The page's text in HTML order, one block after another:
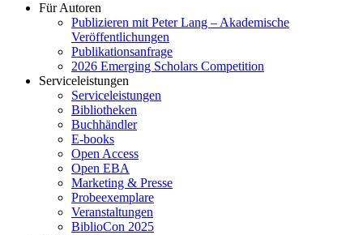
Für Autoren
Publizieren mit Peter Lang – Akademische
Veröffentlichungen
Publikationsanfrage
2026 Emerging Scholars Competition
Serviceleistungen
Serviceleistungen
Bibliotheken
Buchhändler
E-books
Open Access
Open EBA
Marketing & Presse
Probeexemplare
Veranstaltungen
BiblioCon 2025